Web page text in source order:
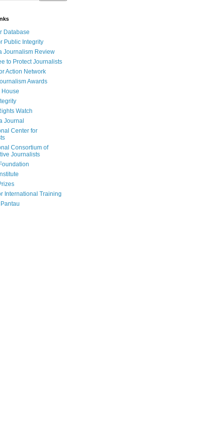
Database
Public Integrity
Journalism Review
to Protect Journalists
Action Network
Awards
House
Watch
Journal
Center for
Consortium of
Journalists
International Training